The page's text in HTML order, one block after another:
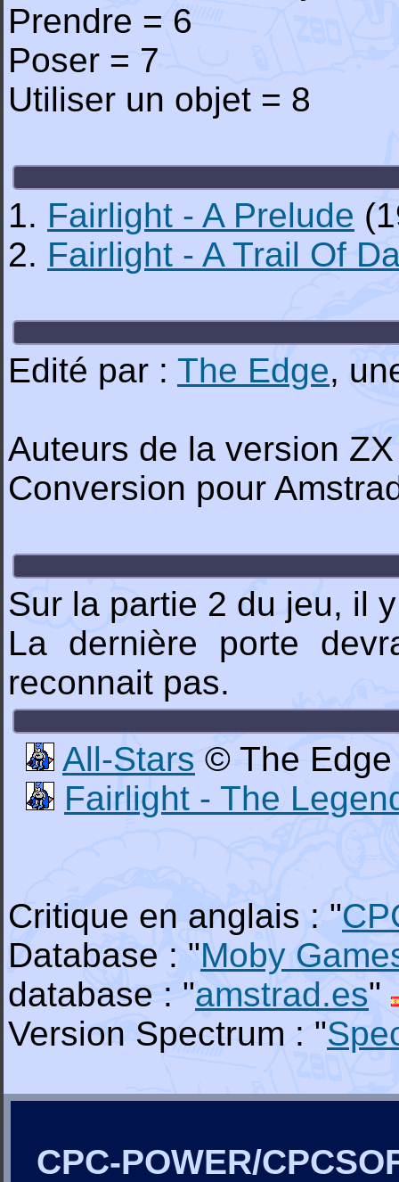
Prendre = 6
Poser = 7
Utiliser un objet = 8
1. Fairlight - A Prelude
2. Fairlight - A Trail Of
Edité par : The Edge,
Auteurs de la version
Conversion pour
Sur la partie 2 du jeu, il
La dernière porte
reconnait pas.
All-Stars © The
Fairlight - The
Critique en anglais : "
Database : "Moby
database : "amstrad.es"
Version Spectrum : "
CPC-POWER/